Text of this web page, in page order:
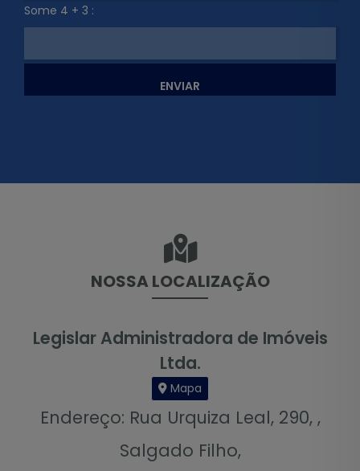
Some 4 + 3 :
ENVIAR
NOSSA LOCALIZAÇÃO
Legislar Administradora de Imóveis
Ltda.
Mapa
Endereço: Rua Urquiza Leal, 290, ,
Salgado Filho,